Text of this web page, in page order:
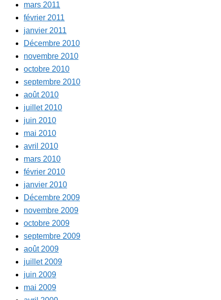
mars 2011
février 2011
janvier 2011
Décembre 2010
novembre 2010
octobre 2010
septembre 2010
août 2010
juillet 2010
juin 2010
mai 2010
avril 2010
mars 2010
février 2010
janvier 2010
Décembre 2009
novembre 2009
octobre 2009
septembre 2009
août 2009
juillet 2009
juin 2009
mai 2009